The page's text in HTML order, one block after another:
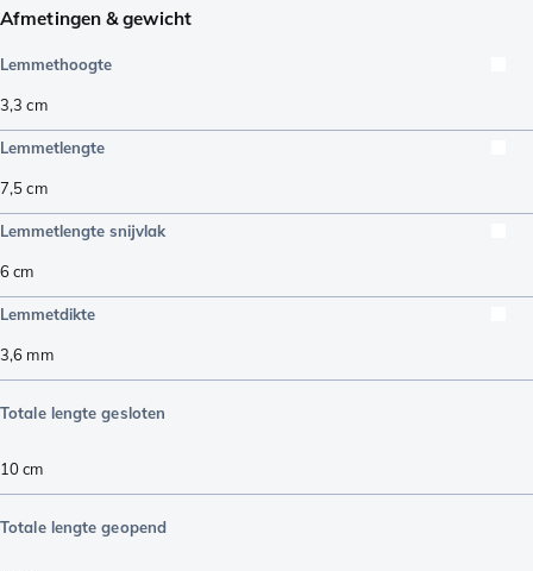
Afmetingen & gewicht
Lemmethoogte
3,3 cm
Lemmetlengte
7,5cm
Lemmetlengte snijvlak
6cm
Lemmetdikte
3,6 mm
Totale lengte gesloten
10cm
Totale lengte geopend